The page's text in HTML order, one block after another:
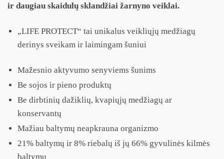
ir daugiau skaidulų sklandžiai žarnyno veiklai.
„LIFE PROTECT“ tai unikalus veikliųjų medžiagų
derinys sveikam ir laimingam šuniui
Mažesnio aktyvumo senyviems šunims
Be sojos ir pieno produktų
Be dirbtinių dažiklių, kvapiųjų medžiagų ar
konservantų
Mažiau baltymų neapkrauna organizmo
21% baltymų ir 8% riebalų iš jų 66% gyvulinės kilmės
baltymų